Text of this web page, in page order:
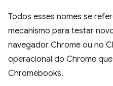
Todos esses nomes se
mecanismo para testar
navegador Chrome ou no
operacional do Chrome
Chromebooks.